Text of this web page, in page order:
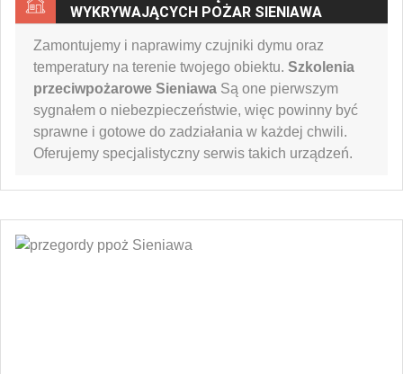
WYKRYWAJĄCYCH POŻAR SIENIAWA
Zamontujemy i naprawimy czujniki dymu oraz
temperatury na terenie twojego obiektu. Szkolenia
przeciwpożarowe Sieniawa Są one pierwszym
sygnałem o niebezpieczeństwie, więc powinny być
sprawne i gotowe do zadziałania w każdej chwili.
Oferujemy specjalistyczny serwis takich urządzeń.